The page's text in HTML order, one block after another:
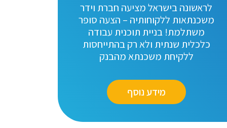
לראשונה בישראל מציעה חברת וידר
משכנתאות ללקוחותיה – הצעה סופר
משתלמת! בניית תוכנית עבודה
כלכלית שנתית ולא רק בהתייחסות
ללקיחת משכנתא מהבנק
מידע נוסף